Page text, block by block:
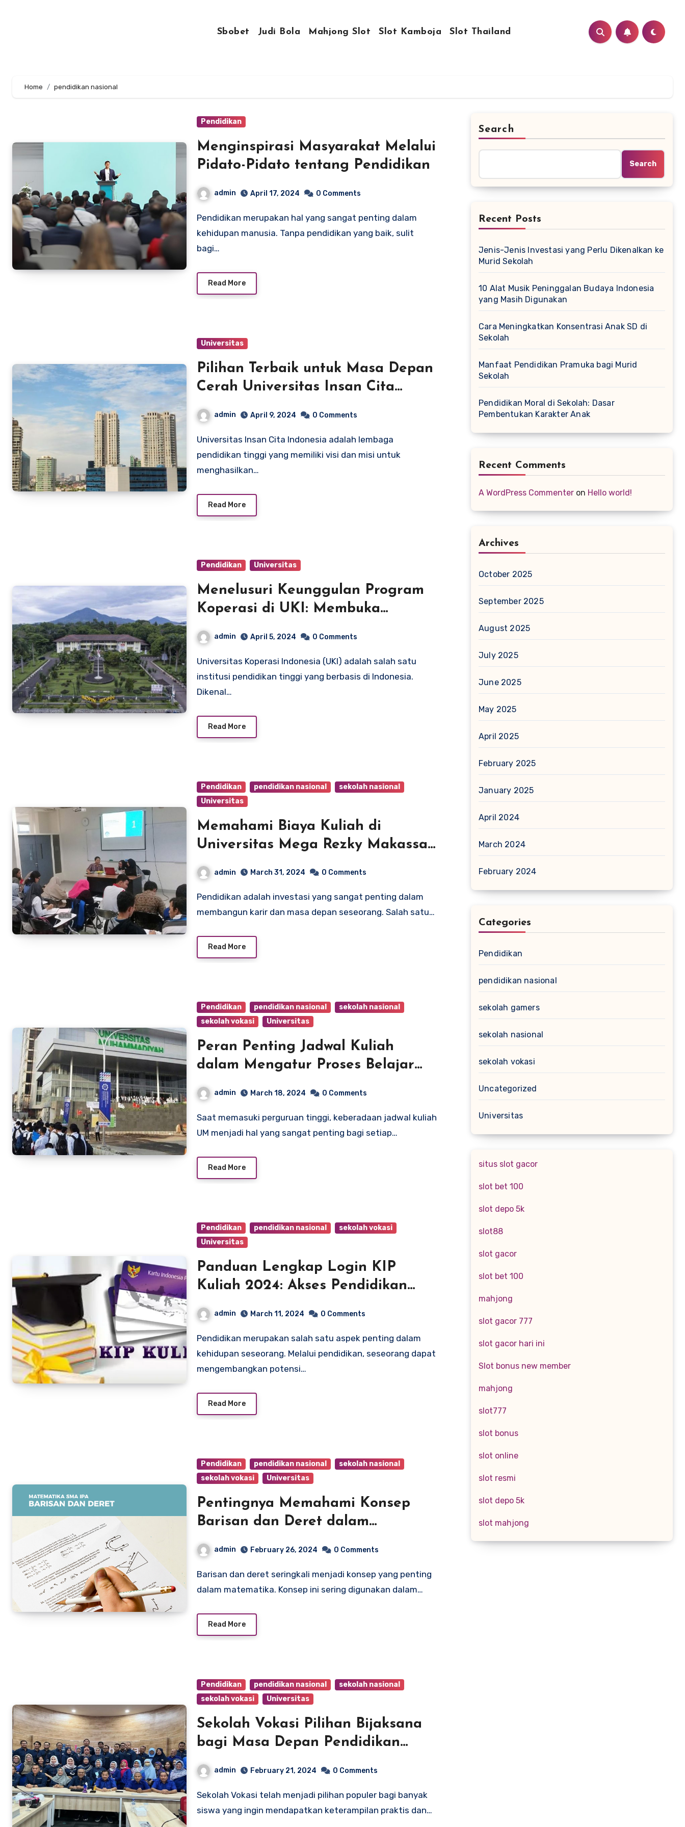
Sbobet Judi Bola Mahjong Slot Slot Kamboja Slot Thailand
Home pendidikan nasional
Pendidikan
Menginspirasi Masyarakat Melalui
Pidato-Pidato tentang Pendidikan
admin April 17, 2024 0 Comments
Pendidikan merupakan hal yang sangat penting dalam
kehidupan manusia. Tanpa pendidikan yang baik, sulit
bagi…
Read More
Universitas
Pilihan Terbaik untuk Masa Depan
Cerah Universitas Insan Cita
Indonesia
admin April 9, 2024 0 Comments
Universitas Insan Cita Indonesia adalah lembaga
pendidikan tinggi yang memiliki visi dan misi untuk
menghasilkan…
Read More
Pendidikan Universitas
Menelusuri Keunggulan Program
Koperasi di UKI: Membuka
Peluang Karir yang Luas
admin April 5, 2024 0 Comments
Universitas Koperasi Indonesia (UKI) adalah salah satu
institusi pendidikan tinggi yang berbasis di Indonesia.
Dikenal…
Read More
Pendidikan pendidikan nasional
sekolah nasional
Universitas
Memahami Biaya Kuliah di
Universitas Mega Rezky Makassar
Terjangkau dan Berkualitas
admin March 31, 2024 0 Comments
Pendidikan adalah investasi yang sangat penting dalam
membangun karir dan masa depan seseorang. Salah satu…
Read More
Pendidikan pendidikan nasional
sekolah nasional
sekolah vokasi
Universitas
Peran Penting Jadwal Kuliah
dalam Mengatur Proses Belajar
Mengajar di Universitas
admin March 18, 2024 0 Comments
Saat memasuki perguruan tinggi, keberadaan jadwal kuliah
UM menjadi hal yang sangat penting bagi setiap…
Read More
Pendidikan pendidikan nasional
sekolah vokasi
Universitas
Panduan Lengkap Login KIP
Kuliah 2024: Akses Pendidikan
Tinggi Secara Efisien
admin March 11, 2024 0 Comments
Pendidikan merupakan salah satu aspek penting dalam
kehidupan seseorang. Melalui pendidikan, seseorang dapat
mengembangkan potensi…
Read More
Pendidikan pendidikan nasional
sekolah nasional
sekolah vokasi
Universitas
Pentingnya Memahami Konsep
Barisan dan Deret dalam
Pengembangan Ilmu Pengetahuan
admin February 26, 2024 0 Comments
Barisan dan deret seringkali menjadi konsep yang penting
dalam matematika. Konsep ini sering digunakan dalam…
Read More
Pendidikan pendidikan nasional
sekolah nasional
sekolah vokasi
Universitas
Sekolah Vokasi Pilihan Bijaksana
bagi Masa Depan Pendidikan
Tinggi Anda
admin February 21, 2024 0 Comments
Sekolah Vokasi telah menjadi pilihan populer bagi banyak
siswa yang ingin mendapatkan keterampilan praktis dan…
Search
Search
Recent Posts
Jenis-Jenis Investasi yang Perlu Dikenalkan ke
Murid Sekolah
10 Alat Musik Peninggalan Budaya Indonesia
yang Masih Digunakan
Cara Meningkatkan Konsentrasi Anak SD di
Sekolah
Manfaat Pendidikan Pramuka bagi Murid
Sekolah
Pendidikan Moral di Sekolah: Dasar
Pembentukan Karakter Anak
Recent Comments
A WordPress Commenter on Hello world!
Archives
October 2025
September 2025
August 2025
July 2025
June 2025
May 2025
April 2025
February 2025
January 2025
April 2024
March 2024
February 2024
Categories
Pendidikan
pendidikan nasional
sekolah gamers
sekolah nasional
sekolah vokasi
Uncategorized
Universitas
situs slot gacor
slot bet 100
slot depo 5k
slot88
slot gacor
slot bet 100
mahjong
slot gacor 777
slot gacor hari ini
Slot bonus new member
mahjong
slot777
slot bonus
slot online
slot resmi
slot depo 5k
slot mahjong